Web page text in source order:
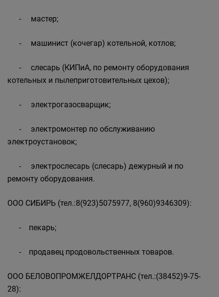
- мастер;
- машинист (кочегар) котельной, котлов;
- слесарь (КИПиА, по ремонту оборудования
котельных и пылеприготовительных цехов);
- электрогазосварщик;
- электромонтер по обслуживанию
электроустановок;
- электрослесарь (слесарь) дежурный и по
ремонту оборудования.
ООО СИБИРЬ (тел.:8(923)5075977, 8(960)9346309):
- пекарь;
- продавец продовольственных товаров.
ООО БЕЛОВОПРОМЖЕЛДОРТРАНС (тел.:(38452)9-75-
28):